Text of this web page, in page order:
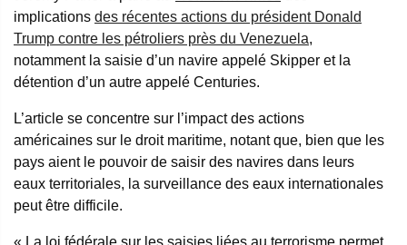
implications des récentes actions du président Donald
Trump contre les pétroliers près du Venezuela,
notamment la saisie d’un navire appelé Skipper et la
détention d’un autre appelé Centuries.
L’article se concentre sur l’impact des actions
américaines sur le droit maritime, notant que, bien que les
pays aient le pouvoir de saisir des navires dans leurs
eaux territoriales, la surveillance des eaux internationales
peut être difficile.